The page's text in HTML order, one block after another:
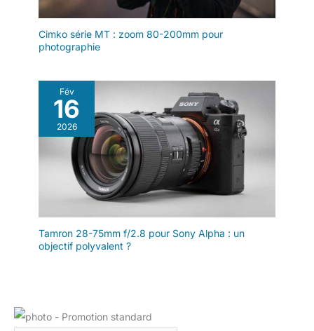
Cimko série MT : zoom 80-200mm pour
photographie
Fév
16
2026
Tamron 28-75mm f/2.8 pour Sony Alpha : un
objectif polyvalent ?